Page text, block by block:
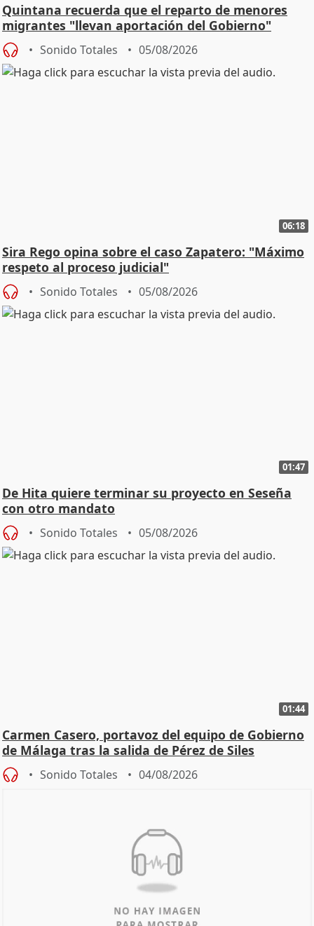
Quintana recuerda que el reparto de menores
migrantes "llevan aportación del Gobierno"
central
Sonido Totales 05/08/2026
06:18
Sira Rego opina sobre el caso Zapatero: "Máximo
respeto al proceso judicial"
Sonido Totales 05/08/2026
01:47
De Hita quiere terminar su proyecto en Seseña
con otro mandato
Sonido Totales 05/08/2026
01:44
Carmen Casero, portavoz del equipo de Gobierno
de Málaga tras la salida de Pérez de Siles
Sonido Totales 04/08/2026